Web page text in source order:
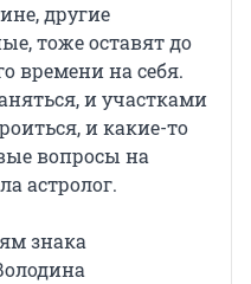
другие
тоже оставят до
времени на себя.
и участками
и какие-то
вопросы на
астролог.
знака